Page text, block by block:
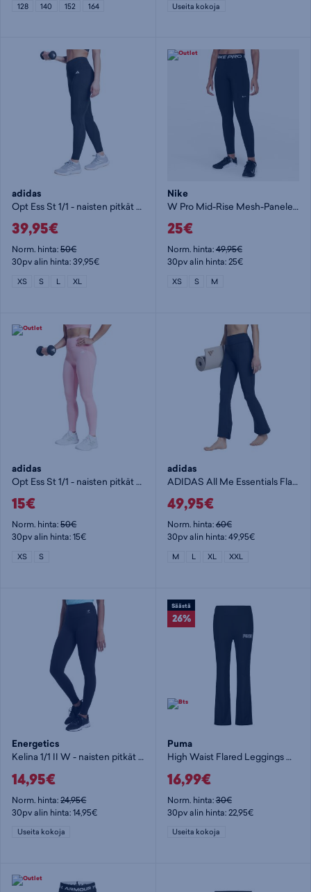
128 140 152 164 Useita kokoja
adidas
Opt Ess St 1/1 - naisten pitkät trikoot
39,95€
Norm. hinta:50€
30pv alin hinta: 39,95€
XS S L XL
Nike
W Pro Mid-Rise Mesh-Paneled Leggings - naisten pitkät trikoot
25€
Norm. hinta:49,95€
30pv alin hinta: 25€
XS S M
adidas
Opt Ess St 1/1 - naisten pitkät trikoot
15€
Norm. hinta:50€
30pv alin hinta: 15€
XS S
adidas
ADIDAS All Me Essentials Flare Leggings W - naisten pitkät trikoot
49,95€
Norm. hinta:60€
30pv alin hinta: 49,95€
M L XL XXL
Energetics
Kelina 1/1 II W - naisten pitkät trikoot
14,95€
Norm. hinta:24,95€
30pv alin hinta: 14,95€
Useita kokoja
Säästä
26%
Puma
High Waist Flared Leggings W - naisten pitkät trikoot
16,99€
Norm. hinta:30€
30pv alin hinta: 22,95€
Useita kokoja